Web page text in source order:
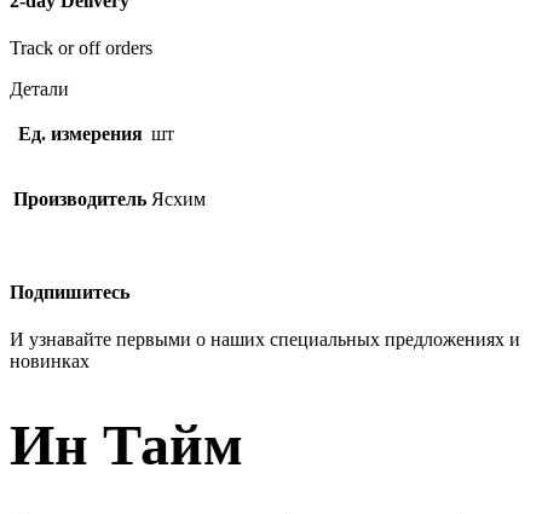
Track or off orders
Детали
Ед. измерения шт
Производитель Ясхим
Подпишитесь
И узнавайте первыми о наших специальных предложениях и
новинках
Ин Тайм